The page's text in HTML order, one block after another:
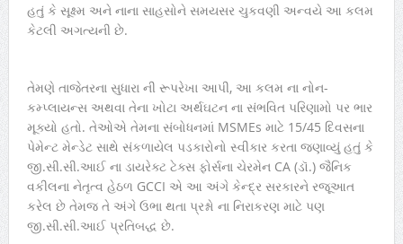
હતું કે સૂક્ષ્મ અને નાના સાહસોને સમયસર ચુકવણી અન્વયે આ કલમ
કેટલી અગત્યની છે.
તેમણે તાજેતરના સુધારા ની રૂપરેખા આપી, આ કલમ ના નોન-
કમ્પ્લાયન્સ અથવા તેના ખોટા અર્થઘટન ના સંભવિત પરિણામો પર ભાર
મૂક્યો હતો. તેઓએ તેમના સંબોધનમાં MSMEs માટે 15/45 દિવસના
પેમેન્ટ મેન્ડેટ સાથે સંકળાયેલ પડકારોનો સ્વીકાર કરતા જણાવ્યું હતું કે
જી.સી.સી.આઈ ના ડાયરેક્ટ ટેક્સ ફોર્સના ચેરમેન CA (ડૉ.) જૈનિક
વકીલના નેતૃત્વ હેઠળ GCCI એ આ અંગે કેન્દ્ર સરકારને રજૂઆત
કરેલ છે તેમજ તે અંગે ઉભા થતા પ્રશ્નો ના નિરાકરણ માટે પણ
જી.સી.સી.આઈ પ્રતિબદ્ધ છે.